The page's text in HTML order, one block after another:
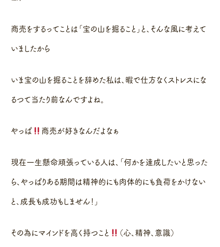
商売をするってことは「宝の山を掘ること」と、そんな風に考えて
いましたから
いま宝の山を掘ることを辞めた私は、暇で仕方なくストレスにな
るつて当たり前なんですよね。
やっぱ 商売が好きなんだよなぁ
現在一生懸命頑張っている人は、「何かを達成したいと思った
ら、やっぱりある期間は精神的にも肉体的にも負荷をかけない
と、成長も成功もしません！」
その為にマインドを高く持つこと （心、精神、意識）